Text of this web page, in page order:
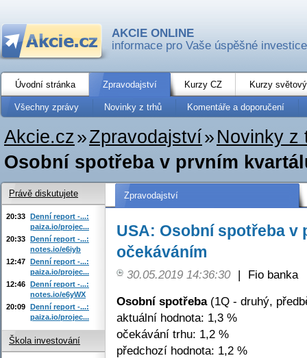
AKCIE ONLINE
informace pro Vaše úspěšné investice
Úvodní stránka Zpravodajství Kurzy CZ Kurzy
Všechny zprávy Novinky z trhů Komentáře a doporučení
Akcie.cz»Zpravodajství» Novinky z
Osobní spotřeba v prvním
Zpravodajství
USA: Osobní spotřeba v
očekáváním
30.05.2019 14:36:30 |
Fio banka
Osobní spotřeba(1Q - druhý,
aktuální hodnota: 1,3 %
očekávání trhu: 1,2 %
předchozí hodnota: 1,2 %
Právě diskutujete
20:33 Denní report -...:
paiza.io/projec...
20:33 Denní report -...:
notes.io/e6iyb
12:47 Denní report -...:
paiza.io/projec...
12:46 Denní report -...:
notes.io/e6yWX
20:09 Denní report -...:
paiza.io/projec...
Škola investování